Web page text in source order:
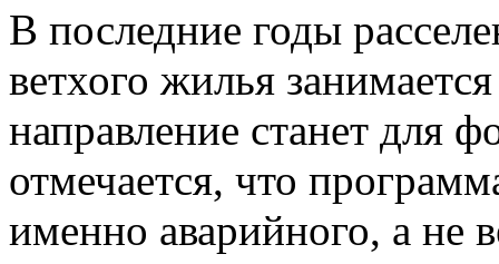
В последние годы
ветхого жилья
направление станет для
отмечается, что
именно аварийного, а не